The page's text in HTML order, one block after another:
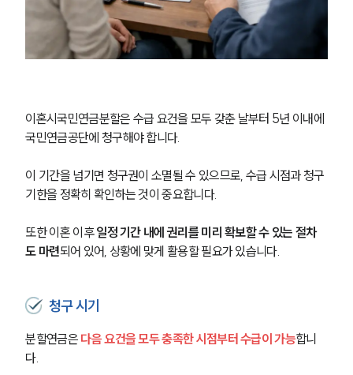
이혼시국민연금분할은 수급 요건을 모두 갖춘 날부터 5년 이내에
국민연금공단에 청구해야 합니다.
이 기간을 넘기면 청구권이 소멸될 수 있으므로, 수급 시점과 청구
기한을 정확히 확인하는 것이 중요합니다.
또한 이혼 이후 일정 기간 내에 권리를 미리 확보할 수 있는 절차
도 마련되어 있어, 상황에 맞게 활용할 필요가 있습니다.
청구 시기
분할연금은 다음 요건을 모두 충족한 시점부터 수급이 가능합니
다.